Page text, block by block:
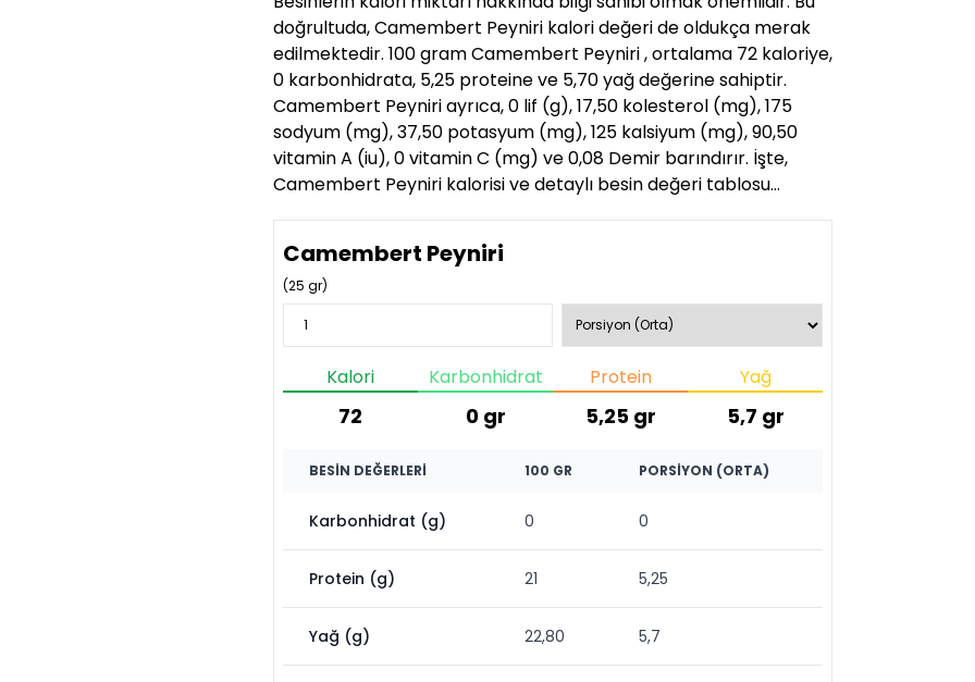
doğrultuda, Camembert Peyniri kalori değeri de oldukça merak
edilmektedir. 100 gram Camembert Peyniri , ortalama 72 kaloriye,
0 karbonhidrata, 5,25 proteine ve 5,70 yağ değerine sahiptir.
Camembert Peyniri ayrıca, 0 lif (g), 17,50 kolesterol (mg), 175
sodyum (mg), 37,50 potasyum (mg), 125 kalsiyum (mg), 90,50
vitamin A (iu), 0 vitamin C (mg) ve 0,08 Demir barındırır. İşte,
Camembert Peyniri kalorisi ve detaylı besin değeri tablosu…
Camembert Peyniri
(25 gr)
Kalori
72
Karbonhidrat
0gr
Protein
5,25gr
Yağ
5,7 gr
BESIN DEĞERLERI 100 GR PORSIYON (ORTA)
Karbonhidrat (g) 0 0
Protein (g) 21 5,25
Yağ (g) 22,80 5,7